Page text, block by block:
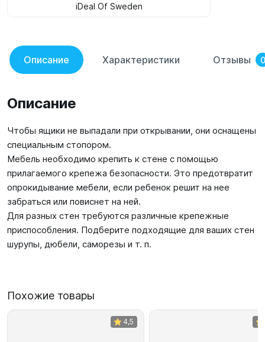
iDeal Of Sweden
Описание Характеристики Отзывы 0
Описание
Чтобы ящики не выпадали при открывании, они оснащены
специальным стопором.
Мебель необходимо крепить к стене с помощью
прилагаемого крепежа безопасности. Это предотвратит
опрокидывание мебели, если ребенок решит на нее
забраться или повиснет на ней.
Для разных стен требуются различные крепежные
приспособления. Подберите подходящие для ваших стен
шурупы, дюбели, саморезы и т. п.
Похожие товары
4,5